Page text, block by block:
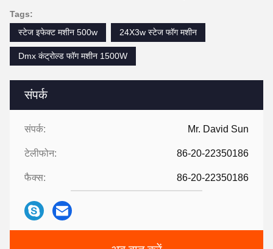
संपर्क
संपर्क: Mr. David Sun
टेलीफोन: 86-20-22350186
फैक्स: 86-20-22350186
Tags:
स्टेज इफेक्ट मशीन 500w
24X3w स्टेज फॉग मशीन
Dmx कंट्रोल्ड फॉग मशीन 1500W